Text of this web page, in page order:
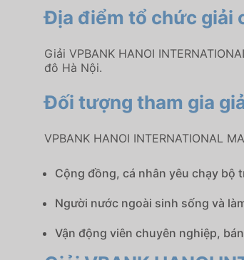
Địa điểm tổ chức giải
Giải VPBANK HANOI
đô Hà Nội.
Đối tượng tham gia
VPBANK HANOI INTERNATIONAL
Cộng đồng, cá nhân yêu chạy bộ
Người nước ngoài sinh sống và
Vận động viên chuyên nghiệp,